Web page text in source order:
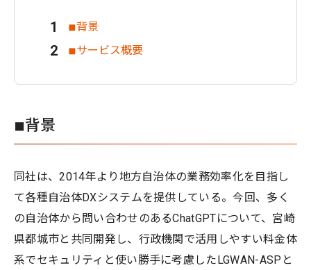
◾︎背景
◾︎サービス概要
◾︎背景
同社は、2014年より地方自治体の業務効率化を目指し
て各種自治体DXシステムを提供している。今回、多く
の自治体から問い合わせのあるChatGPTについて、宮崎
県都城市と共同開発し、行政機関で活用しやすい料金体
系でセキュリティと使い勝手に考慮したLGWAN-ASPと